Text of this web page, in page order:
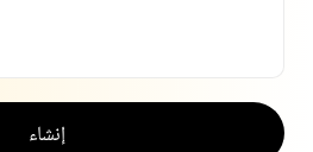
إنشاء